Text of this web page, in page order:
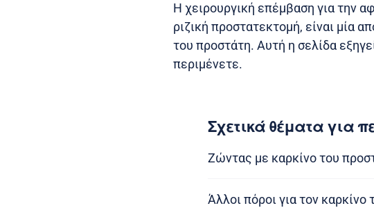
Η χειρουργική επέμβαση για την
ριζική προστατεκτομή, είναι μία
του προστάτη. Αυτή η σελίδα
περιμένετε.
Σχετικά θέματα για
Ζώντας με καρκίνο του
Άλλοι πόροι για τον καρκίνο